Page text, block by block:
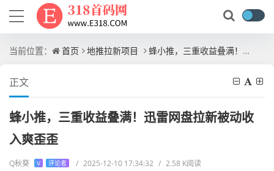
当前位置： 首页 地推拉新项目 蜂小推，三重收益叠满！迅雷网盘拉新被动收入爽歪歪
正文
蜂小推，三重收益叠满！迅雷网盘拉新被动收
入爽歪歪
Q秋葵 V 评论者 / 2025-12-10 17:34:32 / 2.58 K阅读